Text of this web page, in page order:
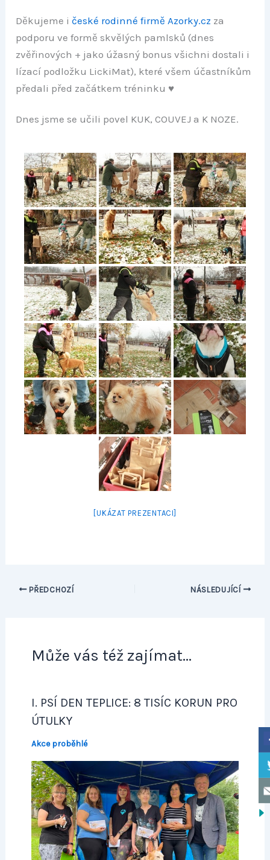
Děkujeme ičeské rodinné firmě Azorky.cz za
podporu ve formě skvělých pamlsků (dnes
zvěřinových + jako úžasný bonus všichni dostali i
lízací podložku LickiMat), které všem účastníkům
předali před začátkem tréninku ♥
Dnes jsme se učili povel KUK, COUVEJ a K NOZE.
[UKÁZAT PREZENTACI]
PŘEDCHOZÍ NÁSLEDUJÍCÍ
Může vás též zajímat...
I. PSÍ DEN TEPLICE: 8 TISÍC KORUN PRO
ÚTULKY
Akce proběhlé